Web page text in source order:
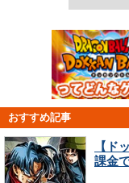
おすすめ記事
【ド
課金